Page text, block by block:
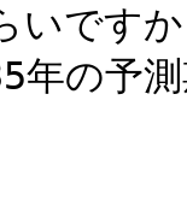
いです
の予測